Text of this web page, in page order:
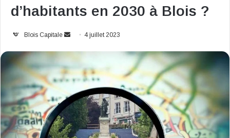
d’habitants en 2030 à Blois ?
Blois Capitale
Envoyer4 juillet 2023